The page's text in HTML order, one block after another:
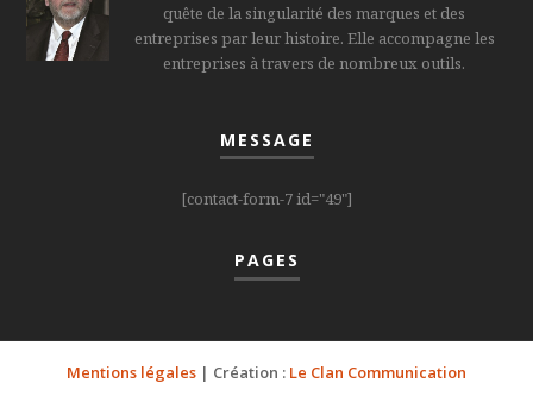
quête de la singularité des marques et des
entreprises par leur histoire. Elle accompagne les
entreprises à travers de nombreux outils.
MESSAGE
[contact-form-7 id="49"]
PAGES
Mentions légales | Création : Le Clan Communication